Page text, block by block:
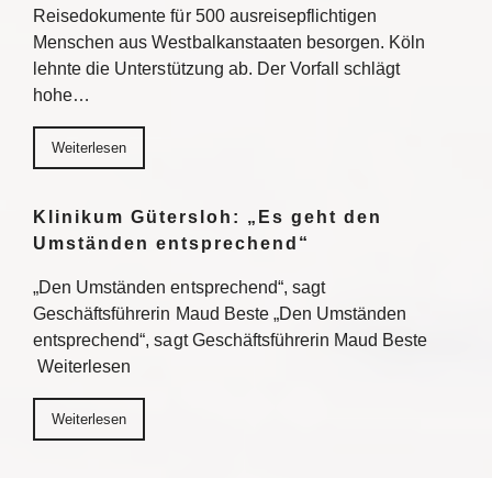
Reisedokumente für 500 ausreisepflichtigen
Menschen aus Westbalkanstaaten besorgen. Köln
lehnte die Unterstützung ab. Der Vorfall schlägt
hohe…
Weiterlesen
Klinikum Gütersloh: „Es geht den
Umständen entsprechend“
„Den Umständen entsprechend“, sagt
Geschäftsführerin Maud Beste „Den Umständen
entsprechend“, sagt Geschäftsführerin Maud Beste
Weiterlesen
Weiterlesen